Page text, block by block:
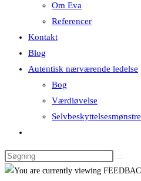
Om Eva
Referencer
Kontakt
Blog
Autentisk nærværende ledelse
Bog
Værdiøvelse
Selvbeskyttelsesmønstre